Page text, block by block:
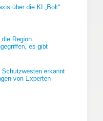
über die KI „Bolt“
die Region
es gibt
Schutzwesten erkannt
von Experten